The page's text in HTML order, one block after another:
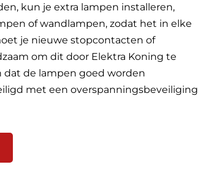
kun je extra lampen installeren,
of wandlampen, zodat het in elke
je nieuwe stopcontacten of
om dit door Elektra Koning te
dat de lampen goed worden
met een overspanningsbeveiliging